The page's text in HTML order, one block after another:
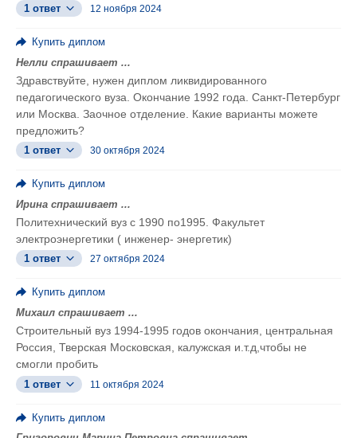
1 ответ 12 ноября 2024
Купить диплом
Нелли спрашивает ...
Здравствуйте, нужен диплом ликвидированного
педагогического вуза. Окончание 1992 года. Санкт-Петербург
или Москва. Заочное отделение. Какие варианты можете
предложить?
1 ответ 30 октября 2024
Купить диплом
Ирина спрашивает ...
Политехнический вуз с 1990 по1995. Факультет
электроэнергетики ( инженер- энергетик)
1 ответ 27 октября 2024
Купить диплом
Михаил спрашивает ...
Строительный вуз 1994-1995 годов окончания, центральная
Россия, Тверская Московская, калужская и.т.д,чтобы не
смогли пробить
1 ответ 11 октября 2024
Купить диплом